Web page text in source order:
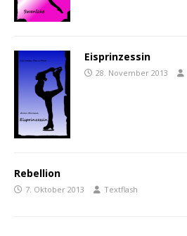
Eisprinzessin
28. November 2013
Rebellion
7. Oktober 2013 Textflash